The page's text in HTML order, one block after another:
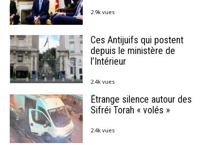
2.9k vues
Ces Antijuifs qui postent
depuis le ministère de
l’Intérieur
2.4k vues
Étrange silence autour des
Sifréi Torah « volés »
2.4k vues